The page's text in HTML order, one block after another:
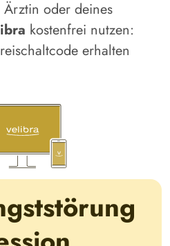
oder deines
kostenfrei nutzen:
erhalten